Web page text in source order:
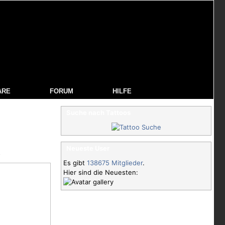
FORUM HILFE
Es gibt 138675 Mitglieder.
Hier sind die Neuesten: